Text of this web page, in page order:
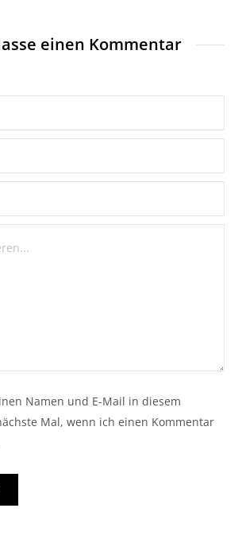
einen Kommentar
Namen und E-Mail in diesem
Mal, wenn ich einen Kommentar